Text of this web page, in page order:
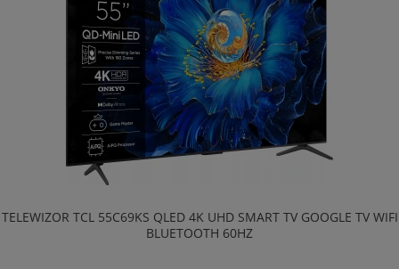
TELEWIZOR TCL 55C69KS QLED 4K UHD SMART TV GOOGLE TV WIFI
BLUETOOTH 60HZ